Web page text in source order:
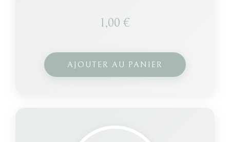
1,00 €
AJOUTER AU PANIER